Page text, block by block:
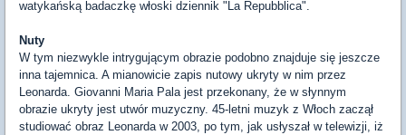
watykańską badaczkę włoski dziennik "La Repubblica".
Nuty
W tym niezwykle intrygującym obrazie podobno znajduje się jeszcze
inna tajemnica. A mianowicie zapis nutowy ukryty w nim przez
Leonarda. Giovanni Maria Pala jest przekonany, że w słynnym
obrazie ukryty jest utwór muzyczny. 45-letni muzyk z Włoch zaczął
studiować obraz Leonarda w 2003, po tym, jak usłyszał w telewizji, iż